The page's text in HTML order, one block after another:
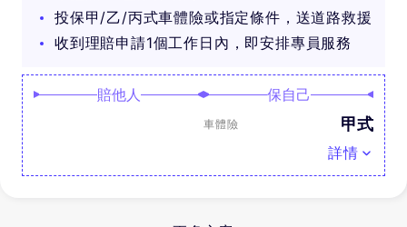
投保甲/乙/丙式車體險或指定條件，送道路救援
收到理賠申請1個工作日內，即安排專員服務
賠他人 保自己
車體險 甲式
詳情